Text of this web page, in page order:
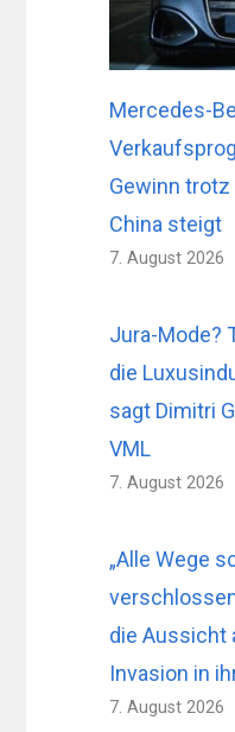
Mercedes-
Gewinn
China steigt
7. August 2026
Jura-Mode?
die
sagt Dimitri
VML
7. August 2026
„Alle Wege
die Aussicht
Invasion in
7. August 2026